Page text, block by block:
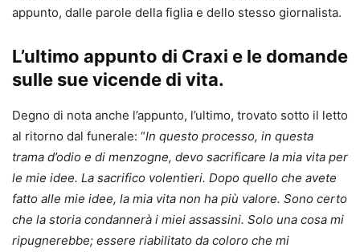
appunto, dalle parole della figlia e dello stesso giornalista.
L’ultimo appunto di Craxi e le domande
sulle sue vicende di vita.
Degno di nota anche l’appunto, l’ultimo, trovato sotto il letto
al ritorno dal funerale: “In questo processo, in questa
trama d’odio e di menzogne, devo sacrificare la mia vita per
le mie idee. La sacrifico volentieri. Dopo quello che avete
fatto alle mie idee, la mia vita non ha più valore. Sono certo
che la storia condannerà i miei assassini. Solo una cosa mi
ripugnerebbe; essere riabilitato da coloro che mi